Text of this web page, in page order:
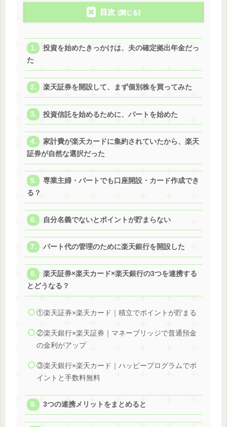
目次
投資を始めたきっかけは、夫の確定拠出年金だっ
た
楽天証券を開設して、まず個別株を買ってみた
投資信託を始めるために、パートを始めた
家計費が楽天カードに集約されていたから、楽天
証券が自然な選択だった
専業主婦・パートでも口座開設・カード作成でき
る？
自分名義でないとポイントが貯まらない
パート代の管理のために楽天銀行を開設した
楽天証券×楽天カード×楽天銀行の3つを連携する
とどうなる？
①楽天証券×楽天カード｜積立でポイントが貯まる
②楽天銀行×楽天証券｜マネーブリッジで普通預金
の金利がアップ
③楽天銀行×楽天カード｜ハッピープログラムでポ
イントと手数料無料
3つの連携メリットをまとめると